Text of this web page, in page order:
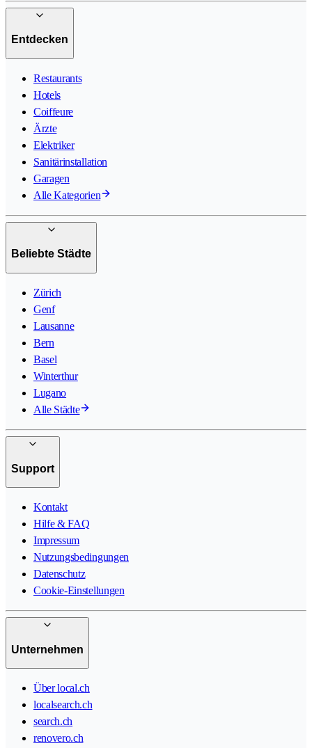
Entdecken
Restaurants
Hotels
Coiffeure
Ärzte
Elektriker
Sanitärinstallation
Garagen
Alle Kategorien
Beliebte Städte
Zürich
Genf
Lausanne
Bern
Basel
Winterthur
Lugano
Alle Städte
Support
Kontakt
Hilfe & FAQ
Impressum
Nutzungsbedingungen
Datenschutz
Cookie-Einstellungen
Unternehmen
Über local.ch
localsearch.ch
search.ch
renovero.ch